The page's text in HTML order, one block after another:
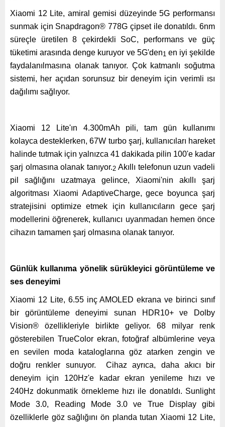
Xiaomi 12 Lite, amiral gemisi düzeyinde 5G performansı
sunmak için Snapdragon® 778G çipset ile donatıldı. 6nm
süreçle üretilen 8 çekirdekli SoC, performans ve güç
tüketimi arasında denge kuruyor ve 5G'den1 en iyi şekilde
faydalanılmasına olanak tanıyor. Çok katmanlı soğutma
sistemi, her açıdan sorunsuz bir deneyim için verimli ısı
dağılımı sağlıyor.
Xiaomi 12 Lite'ın 4.300mAh pili, tam gün kullanımı
kolayca desteklerken, 67W turbo şarj, kullanıcıları hareket
halinde tutmak için yalnızca 41 dakikada pilin 100'e kadar
şarj olmasına olanak tanıyor.2Akıllı telefonun uzun vadeli
pil sağlığını uzatmaya gelince, Xiaomi'nin akıllı şarj
algoritması Xiaomi AdaptiveCharge, gece boyunca şarj
stratejisini optimize etmek için kullanıcıların gece şarj
modellerini öğrenerek, kullanıcı uyanmadan hemen önce
cihazın tamamen şarj olmasına olanak tanıyor.
Günlük kullanıma yönelik sürükleyici görüntüleme ve
ses deneyimi
Xiaomi 12 Lite, 6.55 inç AMOLED ekrana ve birinci sınıf
bir görüntüleme deneyimi sunan HDR10+ ve Dolby
Vision® özellikleriyle birlikte geliyor. 68 milyar renk
gösterebilen TrueColor ekran, fotoğraf albümlerine veya
en sevilen moda kataloglarına göz atarken zengin ve
doğru renkler sunuyor.
Cihaz ayrıca, daha akıcı bir
deneyim için 120Hz'e kadar ekran yenileme hızı ve
240Hz dokunmatik örnekleme hızı ile donatıldı. Sunlight
Mode 3.0, Reading Mode 3.0 ve True Display gibi
özelliklerle göz sağlığını ön planda tutan Xiaomi 12 Lite,